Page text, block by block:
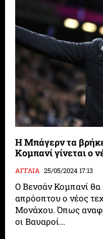
Η Μπάγερν τα
Κομπανί γίνεται ο
ΑΓΓΛΙΑ 25/05/2024 17:13
Ο Βενσάν Κομπανί θα
απρόοπτου ο νέος
Μονάχου. Όπως αναφέρει ο Φαμπρίτσιο Ρομάνο,
οι Βαυαροί...